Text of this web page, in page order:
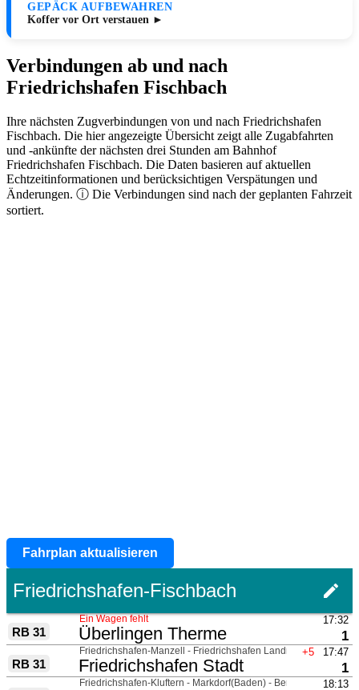
GEPÄCK AUFBEWAHREN
Koffer vor Ort verstauen ►
Verbindungen ab und nach
Friedrichshafen Fischbach
Ihre nächsten Zugverbindungen von und nach Friedrichshafen
Fischbach. Die hier angezeigte Übersicht zeigt alle Zugabfahrten
und -ankünfte der nächsten drei Stunden am Bahnhof
Friedrichshafen Fischbach. Die Daten basieren auf aktuellen
Echtzeitinformationen und berücksichtigen Verspätungen und
Änderungen. ⓘ Die Verbindungen sind nach der geplanten Fahrzeit
sortiert.
Fahrplan aktualisieren